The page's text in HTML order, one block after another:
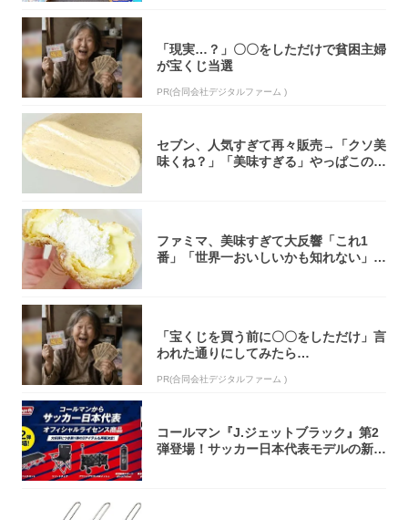
「現実…？」〇〇をしただけで貧困主婦
が宝くじ当選
PR(合同会社デジタルファーム )
セブン、人気すぎて再々販売→「クソ美
味くね？」「美味すぎる」やっぱこのク
ファミマ、美味すぎて大反響「これ1
番」「世界一おいしいかも知れない」
「宝くじを買う前に〇〇をしただけ」言
われた通りにしてみたら…
PR(合同会社デジタルファーム )
コールマン『J.ジェットブラック』第2
弾登場！サッカー日本代表モデルの新作